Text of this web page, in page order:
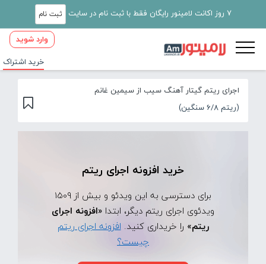
7 روز اکانت لامینور رایگان فقط با ثبت نام در سایت ثبت نام
وارد شوید
خرید اشتراک
اجرای ریتم گیتار آهنگ سیب از سیمین غانم
(ریتم 6/8 سنگین)
خرید افزونه اجرای ریتم
برای دسترسی به این ویدئو و بیش از 1509
ویدئوی اجرای ریتم دیگر، ابتدا «افزونه اجرای
ریتم» را خریداری کنید.افزونه اجرای ریتم
چیست؟